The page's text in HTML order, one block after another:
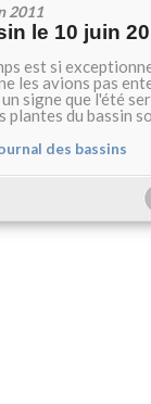
2011
le 10 juin
est si
les avions pas
signe que l'été
plantes du bassin
des bassins